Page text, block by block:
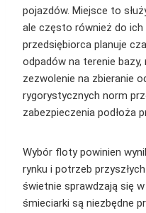
pojazdów. Miejsce to
ale często również do
przedsiębiorca planuje
odpadów na terenie
zezwolenie na zbieranie
rygorystycznych norm
zabezpieczenia podłoża
Wybór floty powinien
rynku i potrzeb
świetnie sprawdzają się
śmieciarki są niezbędne